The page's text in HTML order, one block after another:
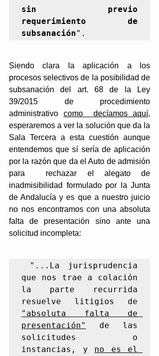
sin previo
requerimiento de
subsanación".
Siendo clara la aplicación a los
procesos selectivos de la posibilidad de
subsanación del art. 68 de la Ley
39/2015 de procedimiento
administrativo como  decíamos aquí,
esperaremos a ver la solución que da la
Sala Tercera a esta cuestión aunque
entendemos que sí sería de aplicación
por la razón que da el Auto de admisión
para  rechazar el alegato de
inadmisibilidad formulado por la Junta
de Andalucía y es que a nuestro juicio
no nos encontramos con una absoluta
falta de presentación sino ante una
solicitud incompleta:
que nos trae a colación
la parte recurrida
"absoluta falta de
presentación"
de las
solicitudes o
instancias, y no es el